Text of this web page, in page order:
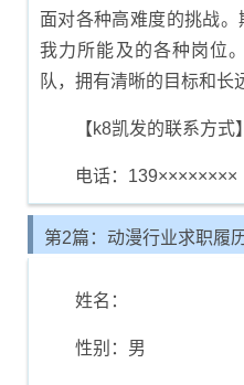
面对各种高难度的挑战
我力所能及的各种岗位
队，拥有清晰的目标和长
【k8凯发的联系方式】
电话：139××××××××
第2篇：动漫行业求职履
姓名：
性别：男